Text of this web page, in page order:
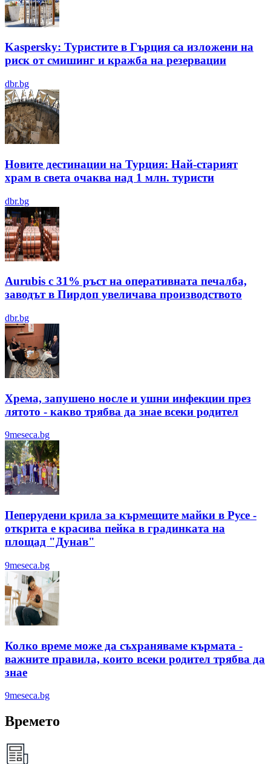
Kaspersky: Туристите в Гърция са изложени на
риск от смишинг и кражба на резервации
dbr.bg
Новите дестинации на Турция: Най-старият
храм в света очаква над 1 млн. туристи
dbr.bg
Aurubis с 31% ръст на оперативната печалба,
заводът в Пирдоп увеличава производството
dbr.bg
Хрема, запушено носле и ушни инфекции през
лятотo - какво трябва да знае всеки родител
9meseca.bg
Пеперудени крила за кърмещите майки в Русе -
открита е красива пейка в градинката на
площад "Дунав"
9meseca.bg
Колко време може да съхраняваме кърмата -
важните правила, които всеки родител трябва да
знае
9meseca.bg
Времето